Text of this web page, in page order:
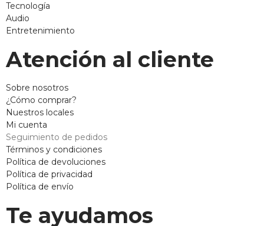
Tecnología
Audio
Entretenimiento
Atención al cliente
Sobre nosotros
¿Cómo comprar?
Nuestros locales
Mi cuenta
Seguimiento de pedidos
Términos y condiciones
Política de devoluciones
Política de privacidad
Política de envío
Te ayudamos